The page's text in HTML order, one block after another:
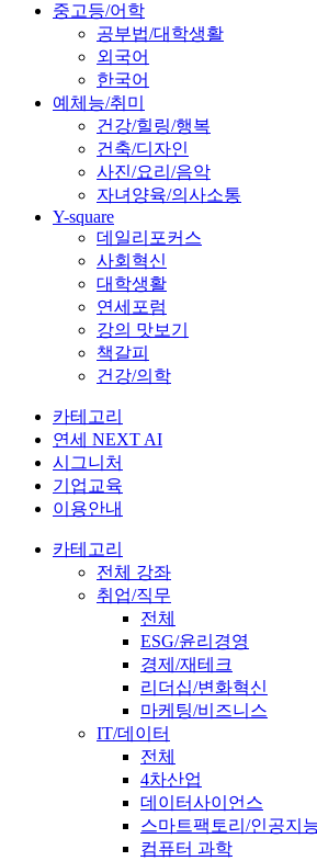
중고등/어학
공부법/대학생활
외국어
한국어
예체능/취미
건강/힐링/행복
건축/디자인
사진/요리/음악
자녀양육/의사소통
Y-square
데일리포커스
사회혁신
대학생활
연세포럼
강의 맛보기
책갈피
건강/의학
카테고리
연세 NEXT AI
시그니처
기업교육
이용안내
카테고리
전체 강좌
취업/직무
전체
ESG/윤리경영
경제/재테크
리더십/변화혁신
마케팅/비즈니스
IT/데이터
전체
4차산업
데이터사이언스
스마트팩토리/인공지
컴퓨터 과학